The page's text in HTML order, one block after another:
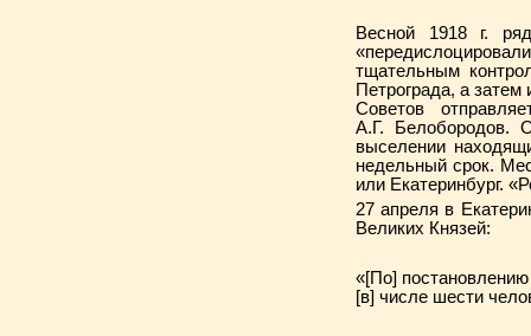
Весной 1918 г.
тщательным
Петрограда, а
Советов
А.Г. Белобородов.
выселении
недельный срок.
или Екатеринбург.
27 апреля в
Великих Князей:
«[По]
[в] числе шести